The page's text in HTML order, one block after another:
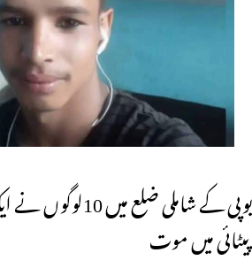
یوپی کے شاملی ضلع
پیٹائی میں موت